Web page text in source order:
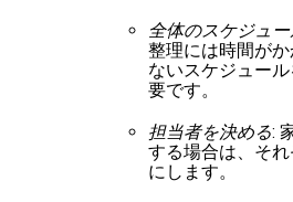
全体のスケジュ
整理には時間が
ないスケジュー
要です。
担当者を決める:
する場合は、そ
にします。